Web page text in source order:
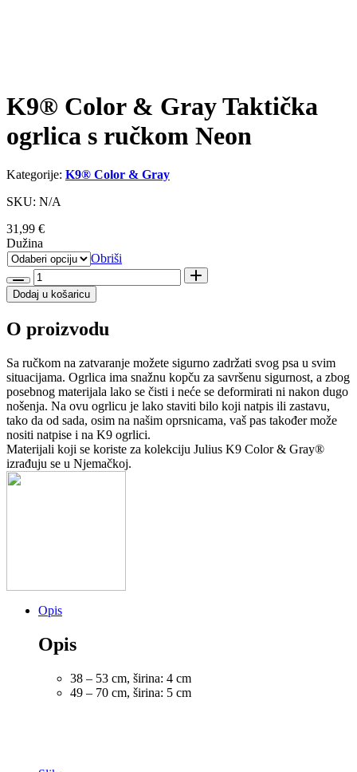
K9® Color & Gray Taktička
ogrlica s ručkom Neon
Kategorije: K9® Color & Gray
SKU: N/A
31,99 €
Dužina
Obriši
K9®
Color
&
Taktička
s
ručkom
Neon
količina
Dodaj u košaricu
O proizvodu
Sa ručkom na zatvaranje možete sigurno zadržati svog psa u svim
situacijama. Ogrlica ima snažnu kopču za savršenu sigurnost, a zbog
posebnog materijala lako se čisti i neće se deformirati ni nakon dugo
nošenja. Na ovu ogrlicu je lako staviti bilo koji natpis ili zastavu,
tako da od sada, osim na našim oprsnicama, vaš pas također može
nositi natpise i na K9 ogrlici.
Materijali koji se koriste za kolekciju Julius K9 Color & Gray®
izrađuju se u Njemačkoj.
Opis
Opis
38 – 53 cm, širina: 4 cm
49 – 70 cm, širina: 5 cm